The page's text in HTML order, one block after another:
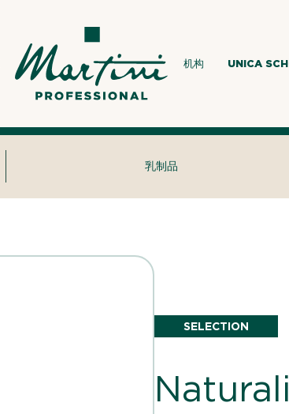
机构 UNICA
乳制品
SELECTION